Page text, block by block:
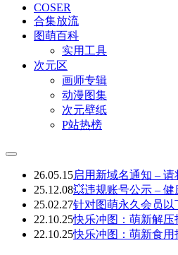
COSER
合集放流
图萌百科
实用工具
次元区
画师专辑
动漫图集
次元壁纸
P站热榜
26.05.15启用新域名通知 –
25.12.08💥违规账号公示 –
25.02.27针对图萌永久会员以
22.10.25快乐冲图：萌新解压
22.10.25快乐冲图：萌新食用